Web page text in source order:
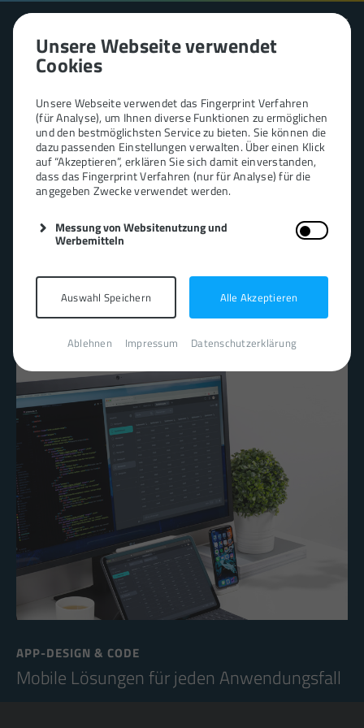
Mobile Apps
Mit dem einen Auge für Design und dem anderen
Anwendung nicht nur funktioniert und begeistert.
APP-DESIGN & CODE
Mobile Lösungen für jeden Anwendungsfall
Unsere Webseite verwendet
Cookies
Unsere Webseite verwendet das Fingerprint Verfahren
(für Analyse), um Ihnen diverse Funktionen zu ermöglichen
und den bestmöglichsten Service zu bieten. Sie können die
dazu passenden Einstellungen verwalten. Über einen Klick
auf “Akzeptieren”, erklären Sie sich damit einverstanden,
dass das Fingerprint Verfahren (nur für Analyse) für die
angegeben Zwecke verwendet werden.
Messung von Websitenutzung und
Werbemitteln
Auswahl Speichern Alle Akzeptieren
Ablehnen Impressum Datenschutzerklärung